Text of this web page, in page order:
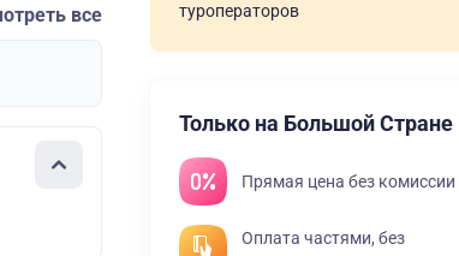
все
туроператоров
Только на Большой Стране
Прямая цена без комиссии
Оплата частями, без